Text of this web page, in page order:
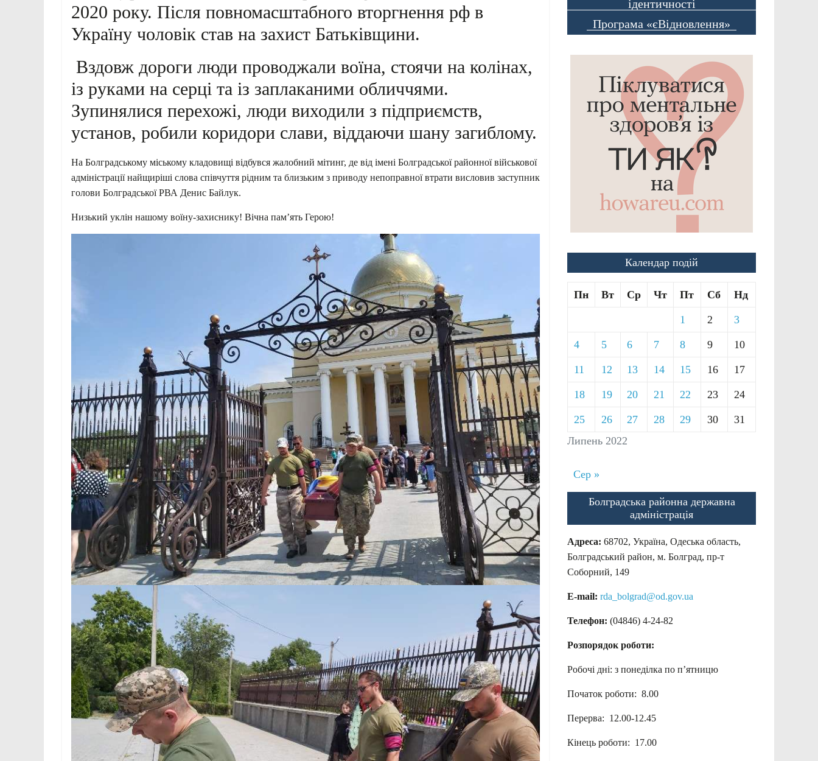
2020 року. Після повномасштабного вторгнення рф в
Україну чоловік став на захист Батьківщини.
Вздовж дороги люди проводжали воїна, стоячи на колінах,
із руками на серці та із заплаканими обличчями.
Зупинялися перехожі, люди виходили з підприємств,
установ, робили коридори слави, віддаючи шану загиблому.
На Болградському міському кладовищі відбувся жалобний мітинг, де від імені Болградської районної військової
адміністрації найщиріші слова співчуття рідним та близьким з приводу непоправної втрати висловив заступник
голови Болградської РВА Денис Байлук.
Низький уклін нашому воїну-захиснику! Вічна пам’ять Герою!
ідентичності
Програма «єВідновлення»
Календар подій
Липень 2022
Пн Вт Ср Чт Пт Сб Нд
1 2 3
4 5 6 7 8 9 10
11 12 13 14 15 16 17
18 19 20 21 22 23 24
25 26 27 28 29 30 31
Сер »
Болградська районна державна
адміністрація
Адреса: 68702, Україна, Одеська область,
Болградський район, м. Болград, пр-т
Соборний, 149
E-mail: rda_bolgrad@od.gov.ua
Телефон: (04846) 4-24-82
Розпорядок роботи:
Робочі дні: з понеділка по п’ятницю
Початок роботи: 8.00
Перерва: 12.00-12.45
Кінець роботи: 17.00